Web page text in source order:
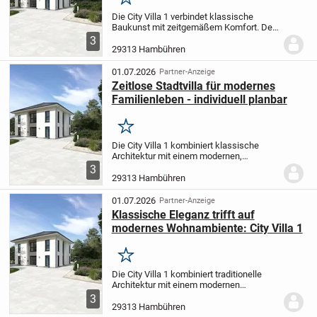
3
Die City Villa 1 verbindet klassische
Baukunst mit zeitgemäßem Komfort. Der
ausreichend Raum für das tägliche
Miteinander mit der Familie und gesellige
Stunden...
29313 Hambühren
3
01.07.2026 Partner-Anzeige
Zeitlose Stadtvilla für modernes
Familienleben - individuell planbar
Merken
Die City Villa 1 kombiniert klassische
Architektur mit einem modernen,
offene Wohn- und Essbereich sorgt für
gemütliche Familienzeiten und lädt auch
zu...
29313 Hambühren
3
01.07.2026 Partner-Anzeige
Klassische Eleganz trifft auf
modernes Wohnambiente: City Villa 1
Merken
Die City Villa 1 kombiniert traditionelle
Architektur mit einem modernen
geschnittener Wohn- und Essbereich
29313 Hambühren